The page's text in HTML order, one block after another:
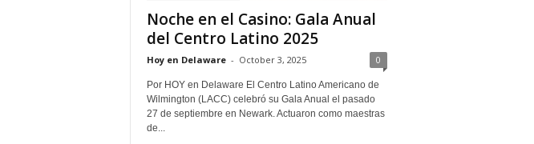
Noche en el Casino: Gala Anual
del Centro Latino 2025
Hoy en Delaware - October 3, 2025 0
Por HOY en Delaware El Centro Latino Americano de
Wilmington (LACC) celebró su Gala Anual el pasado
27 de septiembre en Newark. Actuaron como maestras
de...